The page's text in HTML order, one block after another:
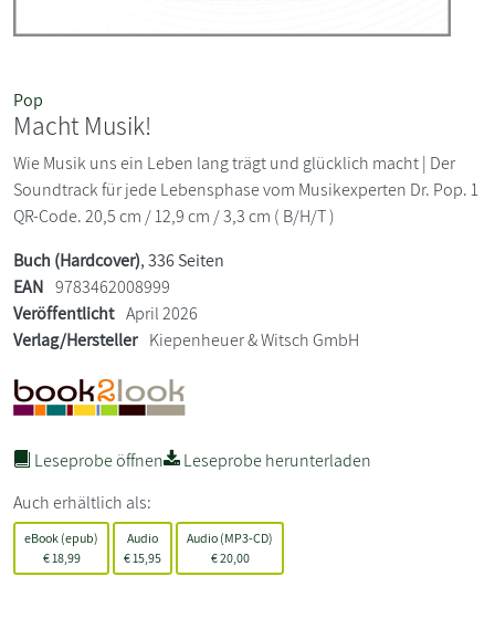
Pop
Macht Musik!
Wie Musik uns ein Leben lang trägt und glücklich macht | Der
Soundtrack für jede Lebensphase vom Musikexperten Dr. Pop. 1
QR-Code. 20,5 cm / 12,9 cm / 3,3 cm ( B/H/T )
Buch (Hardcover), 336 Seiten
EAN 9783462008999
Veröffentlicht April 2026
Verlag/Hersteller Kiepenheuer & Witsch GmbH
Leseprobe öffnen
Leseprobe herunterladen
Auch erhältlich als:
eBook (epub)
€18,99
Audio
€ 15,95
Audio (MP3-CD)
€20,00